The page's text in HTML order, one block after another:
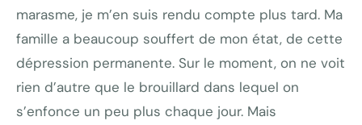
marasme, je m’en suis rendu compte plus tard. Ma
famille a beaucoup souffert de mon état, de cette
dépression permanente. Sur le moment, on ne voit
rien d’autre que le brouillard dans lequel on
s’enfonce un peu plus chaque jour. Mais